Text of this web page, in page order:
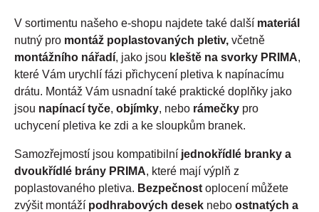
V sortimentu našeho e-shopu najdete také další materiál
nutný pro montáž poplastovaných pletiv, včetně
montážního nářadí, jako jsou kleště na svorky PRIMA,
které Vám urychlí fázi přichycení pletiva k napínacímu
drátu. Montáž Vám usnadní také praktické doplňky jako
jsou napínací tyče, objímky, nebo rámečky pro
uchycení pletiva ke zdi a ke sloupkům branek.
Samozřejmostí jsou kompatibilní jednokřídlé branky a
dvoukřídlé brány PRIMA, které mají výplň z
poplastovaného pletiva. Bezpečnost oplocení můžete
zvýšit montáží podhrabových desek nebo ostnatých a